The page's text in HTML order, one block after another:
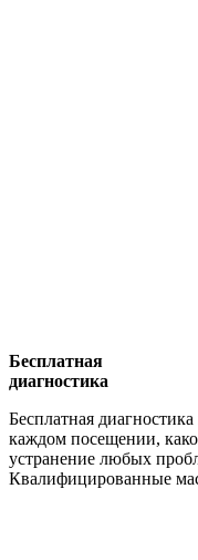
Бесплатная
диагностика
Бесплатная
каждом посещении,
устранение любых
Квалифицированные